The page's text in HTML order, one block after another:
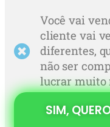
Você vai
cliente vai
diferentes,
não ser
lucrar muito
SIM,